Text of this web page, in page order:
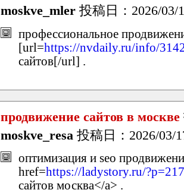
moskve_mler 投稿日：2026/03/
профессиональное
[url=https://nvdaily.ru/info/
сайтов[/url] .
продвижение сайтов в москве
moskve_resa 投稿日：2026/03/
оптимизация и seo
href=https://ladystory.ru/
сайтов москва</a> .